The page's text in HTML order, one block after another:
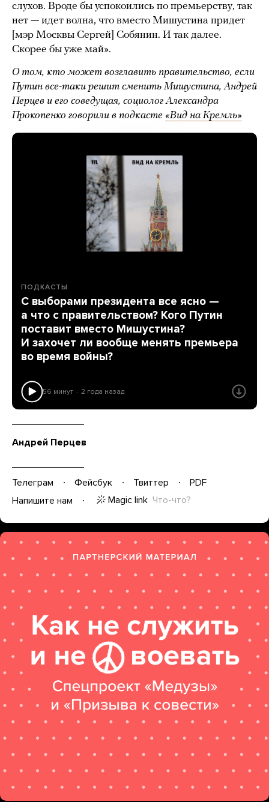
слухов. Вроде бы успокоились по премьерству, так
нет — идет волна, что вместо Мишустина придет
[мэр Москвы Сергей] Собянин. И так далее.
Скорее бы уже май».
О том, кто может возглавить правительство, если
Путин все-таки решит сменить Мишустина, Андрей
Перцев и его соведущая, социолог Александра
Прокопенко говорили в подкасте «Вид на Кремль»
ПОДКАСТЫ
С выборами президента все ясно —
а что с правительством? Кого Путин
поставит вместо Мишустина?
И захочет ли вообще менять премьера
во время войны?
56 минут 2 года назад
Андрей Перцев
Телеграм Фейсбук Твиттер
PDF
Напишите нам
Magic link Что-что?